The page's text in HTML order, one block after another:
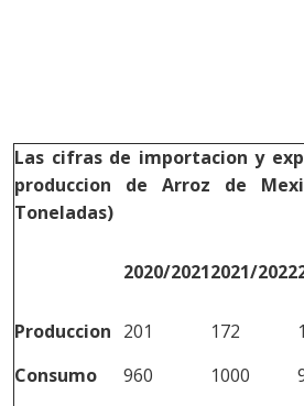
Las cifras de importacion y
produccion de Arroz de
Toneladas)
2020/20212021/2022
Produccion 201 172
Consumo
960 1000